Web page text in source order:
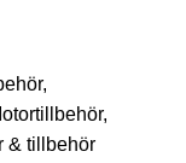
,
,
& tillbehör